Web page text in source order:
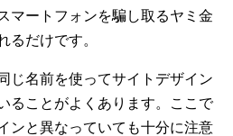
マートフォンを騙し取るヤミ金
るだけです。
じ名前を使ってサイトデザイン
ることがよくあります。ここで
ンと異なっていても十分に注意